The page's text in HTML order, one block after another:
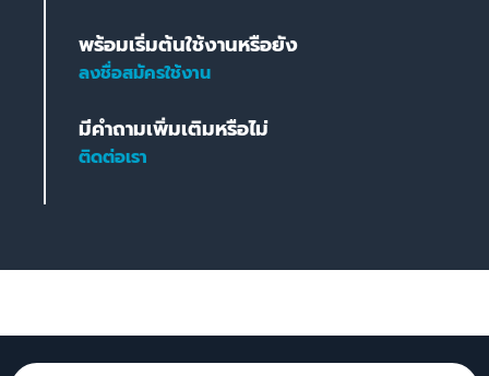
พร้อมเริ่มต้นใช้งานหรือยัง
ลงชื่อสมัครใช้งาน
มีคำถามเพิ่มเติมหรือไม่
ติดต่อเรา